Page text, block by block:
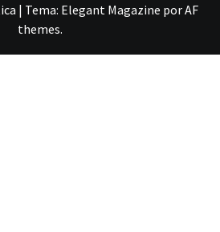
| Tema: Elegant Magazine porAF
themes.